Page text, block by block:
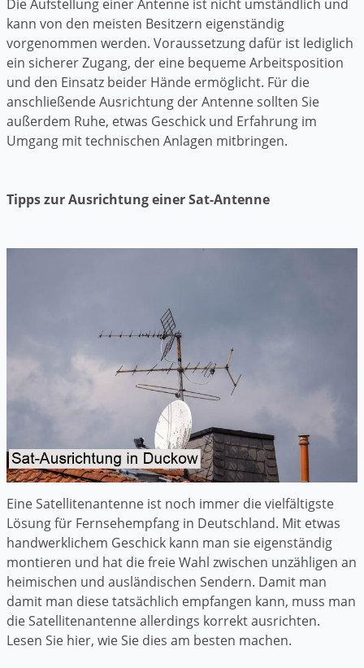
Die Aufstellung einer Antenne ist nicht umständlich und
kann von den meisten Besitzern eigenständig
vorgenommen werden. Voraussetzung dafür ist lediglich
ein sicherer Zugang, der eine bequeme Arbeitsposition
und den Einsatz beider Hände ermöglicht. Für die
anschließende Ausrichtung der Antenne sollten Sie
außerdem Ruhe, etwas Geschick und Erfahrung im
Umgang mit technischen Anlagen mitbringen.
Tipps zur Ausrichtung einer Sat-Antenne
Eine Satellitenantenne ist noch immer die vielfältigste
Lösung für Fernsehempfang in Deutschland. Mit etwas
handwerklichem Geschick kann man sie eigenständig
montieren und hat die freie Wahl zwischen unzähligen an
heimischen und ausländischen Sendern. Damit man
damit man diese tatsächlich empfangen kann, muss man
die Satellitenantenne allerdings korrekt ausrichten.
Lesen Sie hier, wie Sie dies am besten machen.